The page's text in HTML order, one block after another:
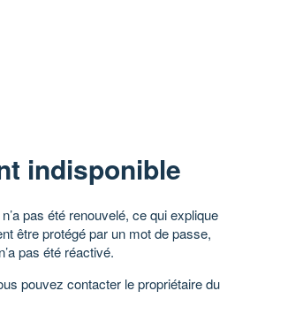
indisponible
pas été renouvelé, ce qui explique
être protégé par un mot de passe,
pas été réactivé.
pouvez contacter le propriétaire du